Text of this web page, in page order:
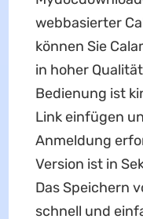
webbasierter
können Sie
in hoher
Bedienung ist
Link einfügen
Anmeldung
Version ist in
Das Speichern
schnell und